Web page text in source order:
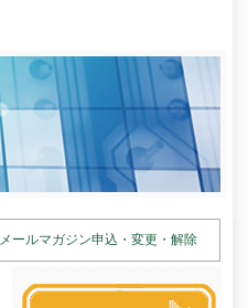
メールマガジン申込・変更・解除